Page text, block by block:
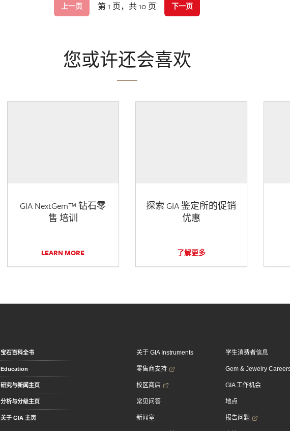
上一页 第 1 页，共 10 页 下一页
您或许还会喜欢
GIA NextGem™ 钻石零
售 培训
LEARN MORE
探索 GIA 鉴定所的促销
优惠
了解更多
宝石百科全书
Education
研究与新闻主页
分析与分级主页
关于 GIA 主页
关于 GIA Instruments
零售商支持
校区商店
常见问答
新闻室
学生消费者信息
Gem & Jewelry
GIA 工作机会
地点
报告问题